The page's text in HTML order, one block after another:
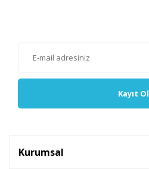
Kayıt Ol
Kurumsal